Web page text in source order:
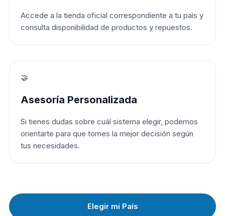
Accede a la tienda oficial correspondiente a tu país y
consulta disponibilidad de productos y repuestos.
🤝
Asesoría Personalizada
Si tienes dudas sobre cuál sistema elegir, podemos
orientarte para que tomes la mejor decisión según
tus necesidades.
Elegir mi País